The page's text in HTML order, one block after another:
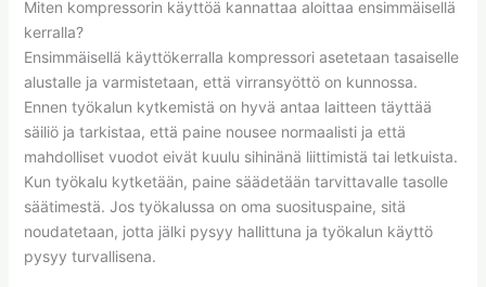
Miten kompressorin käyttöä kannattaa aloittaa ensimmäisellä
kerralla?
Ensimmäisellä käyttökerralla kompressori asetetaan tasaiselle
alustalle ja varmistetaan, että virransyöttö on kunnossa.
Ennen työkalun kytkemistä on hyvä antaa laitteen täyttää
säiliö ja tarkistaa, että paine nousee normaalisti ja että
mahdolliset vuodot eivät kuulu sihinänä liittimistä tai letkuista.
Kun työkalu kytketään, paine säädetään tarvittavalle tasolle
säätimestä. Jos työkalussa on oma suosituspaine, sitä
noudatetaan, jotta jälki pysyy hallittuna ja työkalun käyttö
pysyy turvallisena.